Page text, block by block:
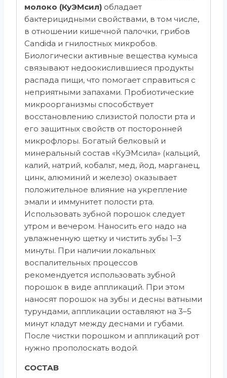
молоко (КуЭМсил) обладает
бактерицидными свойствами, в том числе,
в отношении кишечной палочки, грибов
Candida и гнилостных микробов.
Биологически активные вещества кумыса
связывают недоокислившиеся продукты
распада пищи, что помогает справиться с
неприятными запахами. Пробиотические
микроорганизмы способствует
восстановлению слизистой полости рта и
его защитных свойств от посторонней
микрофлоры. Богатый белковый и
минеральный состав «КуЭМсила» (кальций,
калий, натрий, кобальт, мед, йод, марганец,
цинк, алюминий и железо) оказывает
положительное влияние на укрепление
эмали и иммунитет полости рта.
Использовать зубной порошок следует
утром и вечером. Наносить его надо на
увлажненную щетку и чистить зубы 1–3
минуты. При наличии локальных
воспалительных процессов
рекомендуется использовать зубной
порошок в виде аппликаций. При этом
наносят порошок на зубы и десны ватными
турундами, аппликации оставляют на 3–5
минут кладут между деснами и губами.
После чистки порошком и аппликаций рот
нужно прополоскать водой.
СОСТАВ